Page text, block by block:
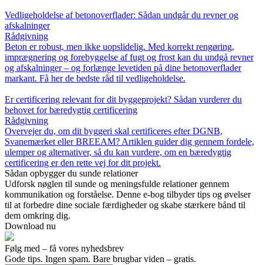
Vedligeholdelse af betonoverflader: Sådan undgår du revner og
afskalninger
Rådgivning
Beton er robust, men ikke uopslidelig. Med korrekt rengøring,
imprægnering og forebyggelse af fugt og frost kan du undgå revner
og afskalninger – og forlænge levetiden på dine betonoverflader
markant. Få her de bedste råd til vedligeholdelse.
Er certificering relevant for dit byggeprojekt? Sådan vurderer du
behovet for bæredygtig certificering
Rådgivning
Overvejer du, om dit byggeri skal certificeres efter DGNB,
Svanemærket eller BREEAM? Artiklen guider dig gennem fordele,
ulemper og alternativer, så du kan vurdere, om en bæredygtig
certificering er den rette vej for dit projekt.
Sådan opbygger du sunde relationer
Udforsk nøglen til sunde og meningsfulde relationer gennem
kommunikation og forståelse. Denne e-bog tilbyder tips og øvelser
til at forbedre dine sociale færdigheder og skabe stærkere bånd til
dem omkring dig.
Download nu
Følg med – få vores nyhedsbrev
Gode tips. Ingen spam. Bare brugbar viden – gratis.